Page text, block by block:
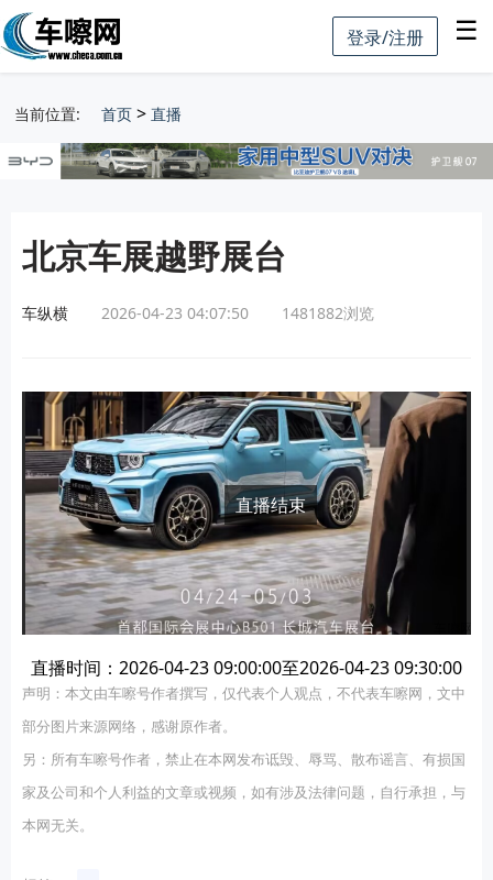
登录/注册 ☰
当前位置: 首页 > 直播
北京车展越野展台
车纵横 2026-04-23 04:07:50 1481882浏览
直播结束
直播时间：2026-04-23 09:00:00至2026-04-23 09:30:00
声明：本文由车嚓号作者撰写，仅代表个人观点，不代表车嚓网，文中
部分图片来源网络，感谢原作者。
另：所有车嚓号作者，禁止在本网发布诋毁、辱骂、散布谣言、有损国
家及公司和个人利益的文章或视频，如有涉及法律问题，自行承担，与
本网无关。